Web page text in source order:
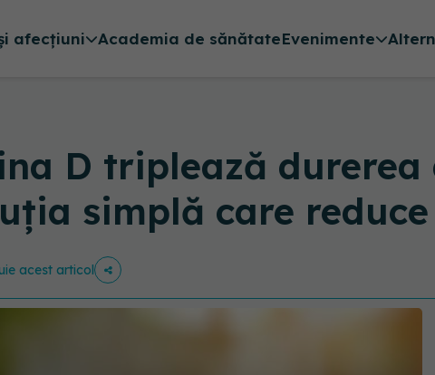
afecțiuni Academia de sănătateEvenimente
D triplează
simplă care
acest articol